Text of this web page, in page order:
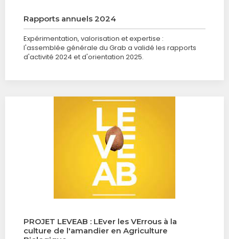
Rapports annuels 2024
Expérimentation, valorisation et expertise :
l'assemblée générale du Grab a validé les rapports
d'activité 2024 et d'orientation 2025.
PROJET LEVEAB : LEver les VErrous à la
culture de l'amandier en Agriculture